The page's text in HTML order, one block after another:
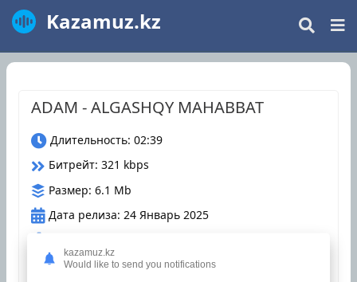
Kazamuz.kz
ADAM - ALGASHQY MAHABBAT
Длительность: 02:39
Битрейт: 321 kbps
Размер: 6.1 Mb
Дата релиза: 24 Январь 2025
Оцените трек
kazamuz.kz
Would like to send you notifications